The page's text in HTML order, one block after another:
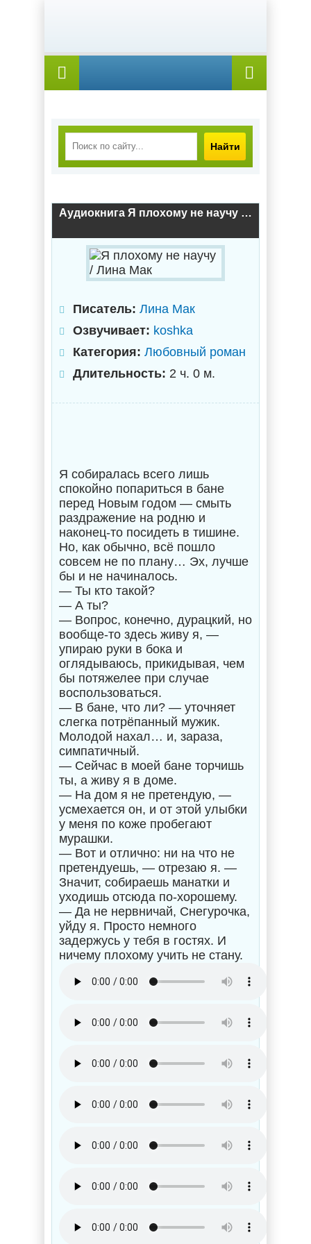
Найти
Аудиокнига Я плохому не научу / Лина Мак
Писатель: Лина Мак
Озвучивает: koshka
Категория: Любовный роман
Длительность: 2 ч. 0 м.
Я собиралась всего лишь
спокойно попариться в бане
перед Новым годом — смыть
раздражение на родню и
наконец-то посидеть в тишине.
Но, как обычно, всё пошло
совсем не по плану… Эх, лучше
бы и не начиналось.
— Ты кто такой?
— А ты?
— Вопрос, конечно, дурацкий, но
вообще-то здесь живу я, —
упираю руки в бока и
оглядываюсь, прикидывая, чем
бы потяжелее при случае
воспользоваться.
— В бане, что ли? — уточняет
слегка потрёпанный мужик.
Молодой нахал… и, зараза,
симпатичный.
— Сейчас в моей бане торчишь
ты, а живу я в доме.
— На дом я не претендую, —
усмехается он, и от этой улыбки
у меня по коже пробегают
мурашки.
— Вот и отлично: ни на что не
претендуешь, — отрезаю я. —
Значит, собираешь манатки и
уходишь отсюда по-хорошему.
— Да не нервничай, Снегурочка,
уйду я. Просто немного
задержусь у тебя в гостях. И
ничему плохому учить не стану.